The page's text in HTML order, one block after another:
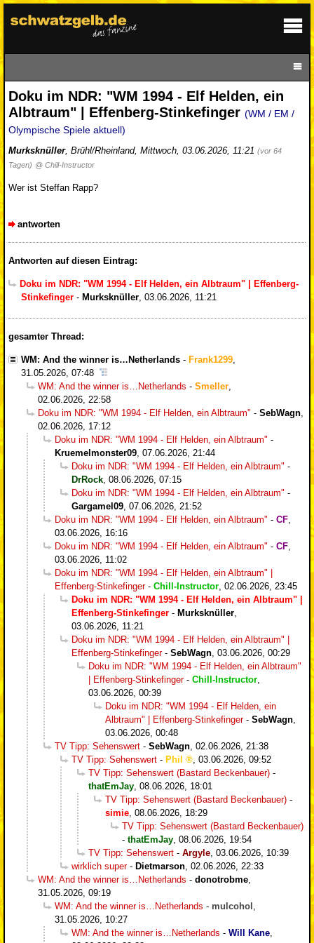
Doku im NDR: "WM 1994 - Elf Helden, ein
Albtraum" | Effenberg-Stinkefinger (WM / EM /
Olympische Spiele aktuell)
Murksknüller, Brühl/Rheinland, Mittwoch, 03.06.2026, 11:21 (vor 64
Tagen) @ Chill-Instructor
Wer ist Steffan Rapp?
antworten
Antworten auf diesen Eintrag:
Doku im NDR: "WM 1994 - Elf Helden, ein Albtraum" | Effenberg-
Stinkefinger - Murksknüller, 03.06.2026, 11:21
gesamter Thread:
WM: And the winner is…Netherlands - Frank1299
31.05.2026, 07:48
WM: And the winner is…Netherlands - Smeller
02.06.2026, 22:58
Doku im NDR: "WM 1994 - Elf Helden, ein Albtraum" - SebWagn
02.06.2026, 17:12
Doku im NDR: "WM 1994 - Elf Helden, ein Albtraum" -
Kruemelmonster09 07.06.2026, 21:44
Doku im NDR: "WM 1994 - Elf Helden, ein Albtraum" -
DrRock 08.06.2026, 07:15
Doku im NDR: "WM 1994 - Elf Helden, ein Albtraum" -
Gargamel09 07.06.2026, 21:52
Doku im NDR: "WM 1994 - Elf Helden, ein Albtraum" - CF
03.06.2026, 16:16
Doku im NDR: "WM 1994 - Elf Helden, ein Albtraum" - CF
03.06.2026, 11:02
Doku im NDR: "WM 1994 - Elf Helden, ein Albtraum" |
Effenberg-Stinkefinger- Chill-Instructor 02.06.2026, 23:45
Doku im NDR: "WM 1994 - Elf Helden, ein Albtraum" |
Effenberg-Stinkefinger - Murksknüller
03.06.2026, 11:21
Doku im NDR: "WM 1994 - Elf Helden, ein Albtraum" |
Effenberg-Stinkefinger- SebWagn 03.06.2026, 00:29
Doku im NDR: "WM 1994 - Elf Helden, ein Albtraum"
| Effenberg-Stinkefinger- Chill-Instructor
03.06.2026, 00:39
Doku im NDR: "WM 1994 - Elf Helden, ein
Albtraum" | Effenberg-Stinkefinger- SebWagn
03.06.2026, 00:48
TV Tipp: Sehenswert - SebWagn 02.06.2026, 21:38
TV Tipp: Sehenswert - Phil
03.06.2026, 09:52
TV Tipp: Sehenswert (Bastard Beckenbauer) -
thatEmJay 08.06.2026, 18:01
TV Tipp: Sehenswert (Bastard Beckenbauer) -
simie 08.06.2026, 18:29
TV Tipp: Sehenswert (Bastard Beckenbauer)
- thatEmJay 08.06.2026, 19:54
TV Tipp: Sehenswert - Argyle 03.06.2026, 10:39
wirklich super- Dietmarson 02.06.2026, 22:33
WM: And the winner is…Netherlands - donotrobme
31.05.2026, 09:19
WM: And the winner is…Netherlands - mulcohol
31.05.2026, 10:27
WM: And the winner is…Netherlands - Will Kane